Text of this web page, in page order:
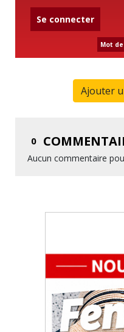
Se connecter
Mot
Ajouter
0
Aucun commentaire